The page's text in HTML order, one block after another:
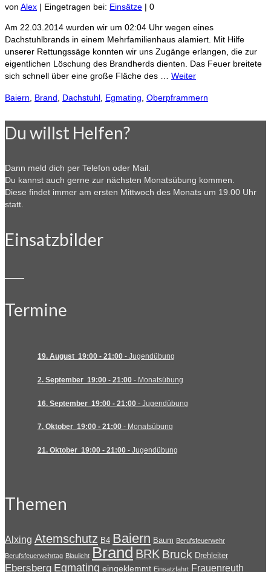
von Alex | Eingetragen bei: Einsätze | 0
Am 22.03.2014 wurden wir um 02:04 Uhr wegen eines
Dachstuhlbrands in einem Mehrfamilienhaus alamiert. Mit Hilfe
unserer Rettungssäge konnten wir uns Zugänge erlangen, die zur
eigentlichen Löschung des Brandherds dienten. Das Feuer breitete
sich schnell über eine große Fläche des … Weiter
Baiern Brand Dachstuhl Egmating Oberpframmern
Du willst Helfen?
Dann meld dich per Telefon oder Mail.
Du kannst auch gerne zur nächsten Monatsübung kommen.
Diese findet immer am ersten Mittwoch des Monats um 19.00 Uhr
statt.
Einsatzbilder
Termine
19. August 19:00 - 21:00 - Jugendübung
2. September 19:00 - 21:00 - Monatsübung
16. September 19:00 - 21:00 - Jugendübung
7. Oktober 19:00 - 21:00 - Monatsübung
21. Oktober 19:00 - 21:00 - Jugendübung
Themen
Alxing Atemschutz B4 Baiern Baum Berufsfeuerwehr
Berufsfeuerwehrtag Blaulicht Brand BRK Bruck Drehleiter
Ebersberg Egmating eingeklemmt Einsatzfahrt Frauenreuth